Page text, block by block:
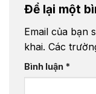
Để lại một
Email của bạn
khai. Các
Bình luận *